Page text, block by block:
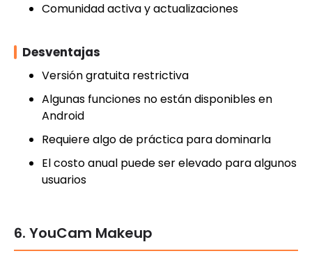
Comunidad activa y actualizaciones
Desventajas
Versión gratuita restrictiva
Algunas funciones no están disponibles en
Android
Requiere algo de práctica para dominarla
El costo anual puede ser elevado para algunos
usuarios
6. YouCam Makeup